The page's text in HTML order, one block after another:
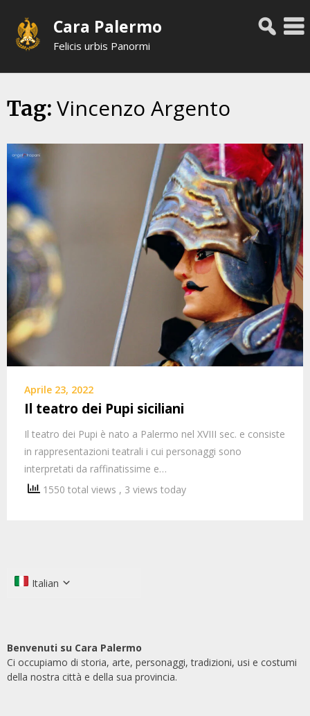
content
Cara Palermo
Felicis urbis Panormi
Tag: Vincenzo Argento
Aprile 23, 2022
Il teatro dei Pupi siciliani
Il teatro dei Pupi è nato a Palermo nel XVIII sec. e consiste
in rappresentazioni teatrali i cui personaggi sono
interpretati da raffinatissime e…
1550 total views , 3 views today
Italian
Benvenuti su Cara Palermo
Ci occupiamo di storia, arte, personaggi, tradizioni, usi e costumi
della nostra città e della sua provincia.